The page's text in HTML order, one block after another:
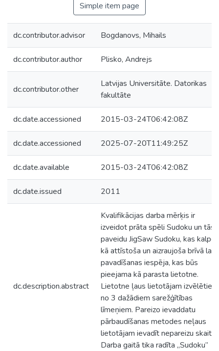
Simple item page
dc.contributor.advisor Bogdanovs, Mihails
dc.contributor.author Plisko, Andrejs
dc.contributor.other
Latvijas Universitāte. Datorikas
fakultāte
dc.date.accessioned 2015-03-24T06:42:08Z
dc.date.accessioned 2025-07-20T11:49:25Z
dc.date.available 2015-03-24T06:42:08Z
dc.date.issued 2011
dc.description.abstract
Kvalifikācijas darba mērķis ir
izveidot prāta spēli Sudoku un tās
paveidu JigSaw Sudoku, kas kalpos
kā attīstoša un aizraujoša brīvā
pavadīšanas iespēja, kas būs
pieejama kā parasta lietotne.
Lietotne ļaus lietotājam izvēlēties
no 3 dažādiem sarežģītības
līmeņiem. Pareizo ievaddatu
pārbaudīšanas metodes neļaus
lietotājam ievadīt nepareizu skaitli.
Darba gaitā tika radīta „Sudoku”